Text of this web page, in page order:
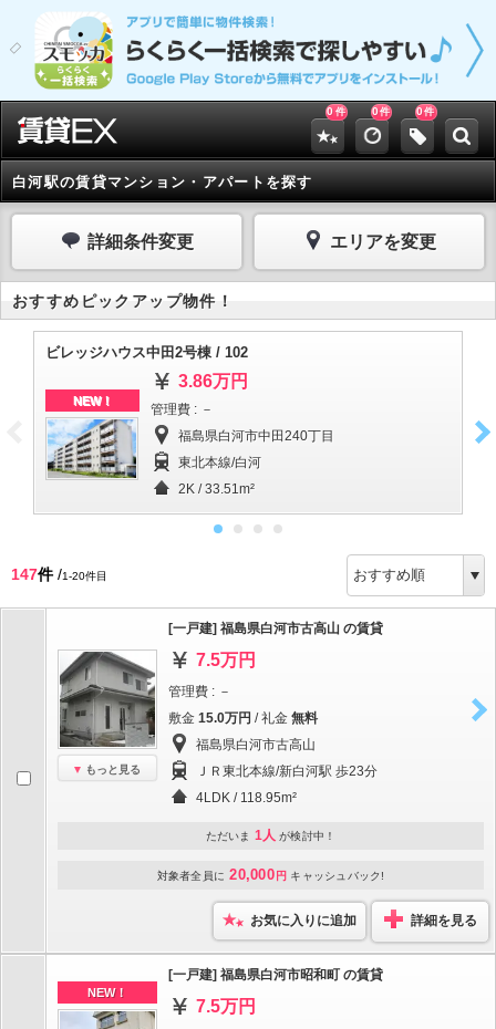
0 件 0件 0件
白河駅の賃貸マンション・アパートを探す
詳細条件変更 エリアを変更
おすすめピックアップ物件！
ビレッジハウス中田2号棟 / 102
NEW！
3.86万円
管理費 : －
福島県白河市中田240丁目
東北本線/白河
2K / 33.51m²
147件/1-20件目
もっと見る
[一戸建] 福島県白河市古高山 の賃貸
7.5万円
管理費 : －
敷金 15.0万円 / 礼金 無料
福島県白河市古高山
ＪＲ東北本線/新白河駅 歩23分
4LDK / 118.95m²
ただいま 1人 が検討中！
対象者全員に 20,000 円 キャッシュバック!
お気に入りに追加 詳細を見る
NEW！
[一戸建] 福島県白河市昭和町 の賃貸
7.5万円